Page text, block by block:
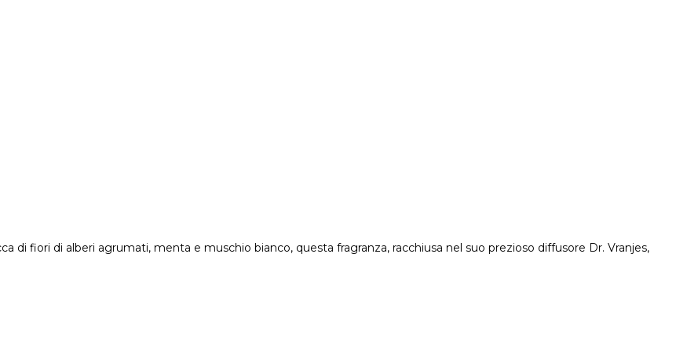
di fiori di alberi agrumati, menta e muschio bianco, questa fragranza, racchiusa nel suo prezioso diffusore Dr. Vranjes,